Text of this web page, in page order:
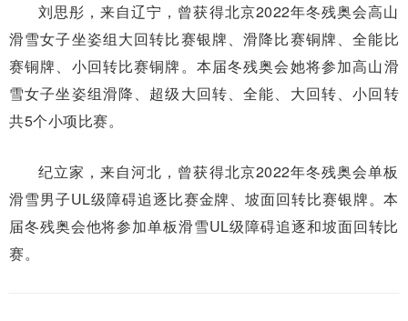
刘思彤，来自辽宁，曾获得北京2022年冬残奥会高山
滑雪女子坐姿组大回转比赛银牌、滑降比赛铜牌、全能比
赛铜牌、小回转比赛铜牌。本届冬残奥会她将参加高山滑
雪女子坐姿组滑降、超级大回转、全能、大回转、小回转
共5个小项比赛。
纪立家，来自河北，曾获得北京2022年冬残奥会单板
滑雪男子UL级障碍追逐比赛金牌、坡面回转比赛银牌。本
届冬残奥会他将参加单板滑雪UL级障碍追逐和坡面回转比
赛。